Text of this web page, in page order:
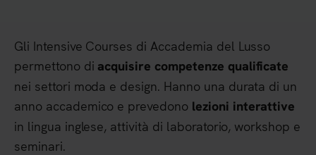
Gli Intensive Courses di Accademia del Lusso
permettono di acquisire competenze qualificate
nei settori moda e design. Hanno una durata di un
anno accademico e prevedono lezioni interattive
in lingua inglese, attività di laboratorio, workshop e
seminari.